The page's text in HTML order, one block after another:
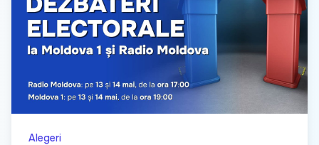
Alegeri